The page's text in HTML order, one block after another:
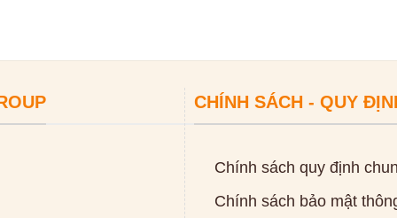
CHÍNH SÁCH - QUY
Chính sách quy định
Chính sách bảo mật